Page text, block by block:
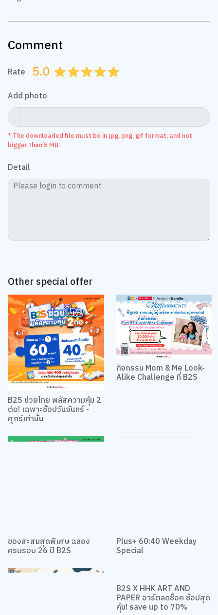
Comment
Rate 5.0 4.5
4.0
3.5
3.0
2.5
2.0
1.5
1.0
0.5
Add photo
* The downloaded file must be in jpg, png, gif format, and not
bigger than 5 MB.
Detail
Other special offer
B2S ช่วยไทย พลัสความคุ้ม 2
ต่อ! เฉพาะช้อปวันจันทร์ -
ศุกร์เท่านั้น
กิจกรรม Mom & Me Look-
Alike Challenge ที่ B2S
ของสะสมสุดพิเศษ ฉลอง
ครบรอบ 26 ปี B2S
Plus+ 60:40 Weekday
Special
B2S X HHK ART AND
PAPER อาร์ตลดช็อค ช้อปสุด
คุ้ม! save up to 70%